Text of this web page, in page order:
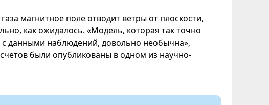
магнитное поле отводит ветры от плоскости,
как ожидалось. «Модель, которая так точно
с данными наблюдений, довольно необычна»,
были опубликованы в одном из научно-